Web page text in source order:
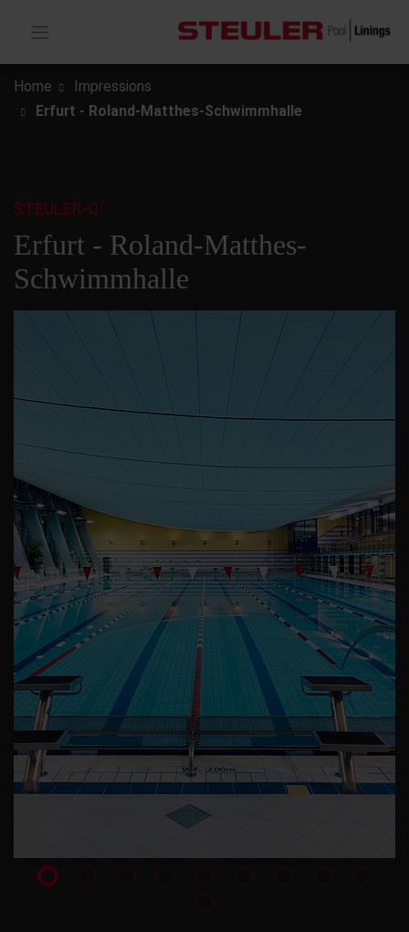
Home
Impressions
Erfurt - Roland-Matthes-Schwimmhalle
Erfurt - Roland-Matthes-
Schwimmhalle
STEULER-Q7